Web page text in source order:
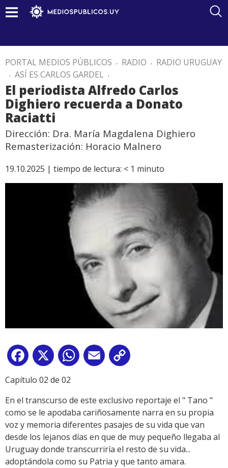
PORTAL MEDIOS PÚBLICOS . RADIO . RADIO URUGUAY
. ASÍ ES CARLOS GARDEL .
El periodista Alfredo Carlos
Dighiero recuerda a Donato
Raciatti
Dirección: Dra. María Magdalena Dighiero
Remasterización: Horacio Malnero
19.10.2025 | tiempo de lectura: < 1 minuto
Facebook
X WhatsApp
Email
Capítulo 02 de 02
En el transcurso de este exclusivo reportaje el " Tano "
como se le apodaba cariñosamente narra en su propia
voz y memoria diferentes pasajes de su vida que van
desde los lejanos días en que de muy pequeño llegaba al
Uruguay donde transcurriría el resto de su vida...
adoptándola como su Patria y que tanto amara.